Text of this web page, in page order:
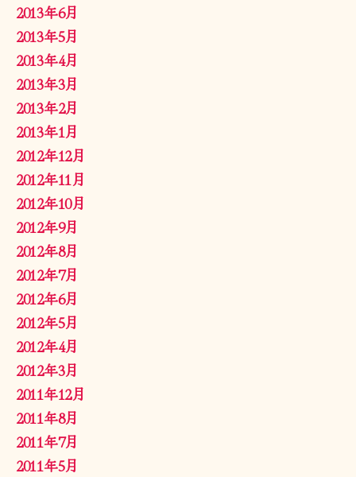
2013年6月
2013年5月
2013年4月
2013年3月
2013年2月
2013年1月
2012年12月
2012年11月
2012年10月
2012年9月
2012年8月
2012年7月
2012年6月
2012年5月
2012年4月
2012年3月
2011年12月
2011年8月
2011年7月
2011年5月